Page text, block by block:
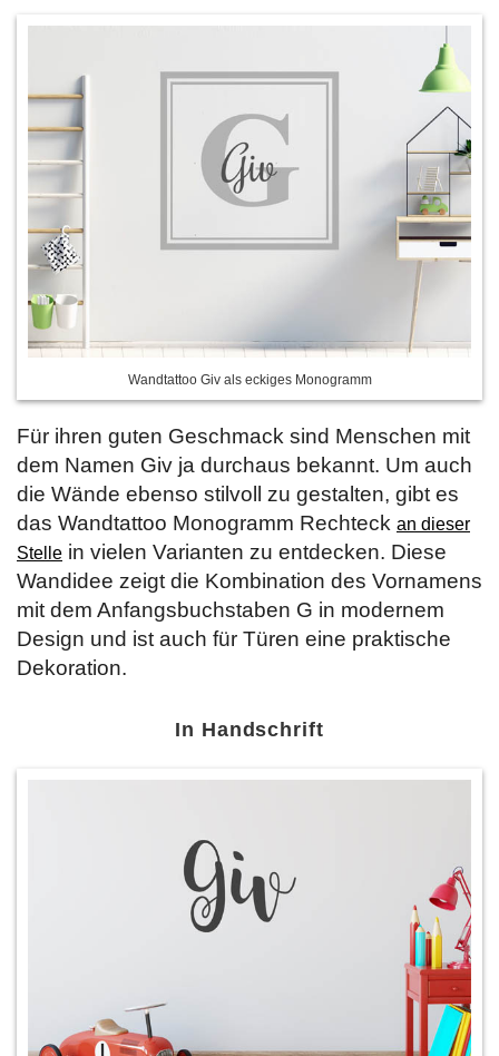
Wandtattoo Giv als eckiges Monogramm
Für ihren guten Geschmack sind Menschen mit
dem Namen Giv ja durchaus bekannt. Um auch
die Wände ebenso stilvoll zu gestalten, gibt es
das Wandtattoo Monogramm Rechteck an dieser
Stelle in vielen Varianten zu entdecken. Diese
Wandidee zeigt die Kombination des Vornamens
mit dem Anfangsbuchstaben G in modernem
Design und ist auch für Türen eine praktische
Dekoration.
In Handschrift